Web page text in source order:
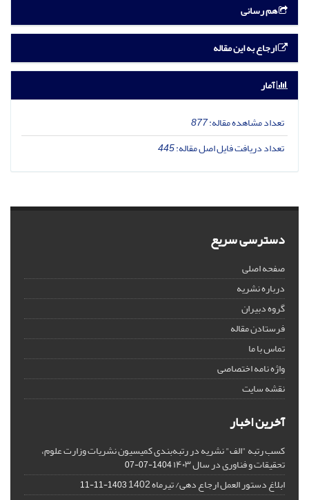
هم رسانی
ارجاع به این مقاله
آمار
تعداد مشاهده مقاله:877
تعداد دریافت فایل اصل مقاله:445
دسترسی سریع
صفحه اصلی
درباره نشریه
گروه دبیران
فرستادن مقاله
تماس با ما
واژه نامه اختصاصی
نقشه سایت
آخرین اخبار
کسب رتبه "الف" نشریه در رتبه‌بندی کمیسیون نشریات وزارت علوم،
تحقیقات و فناوری در سال ۱۴۰۳ 1404-07-07
ابلاغ دستور العمل ارجاع دهی/ تیرماه 1402 1403-11-11